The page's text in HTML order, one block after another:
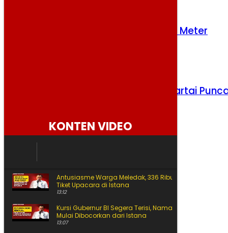
Semeru Erupsi, Abu Membubung 700 Meter
Persib dan Persebaya Adu Kuat di Partai
KONTEN VIDEO
Antusiasme Warga Meledak, 336 Ribu Orang Ikut War
Tiket Upacara di Istana
13:12
Kursi Gubernur BI Segera Terisi, Nama Pilihan Prabowo
Mulai Dibocorkan dari Istana
13:07